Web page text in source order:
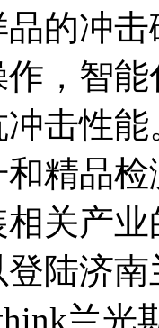
的冲
，智
击性
精品
关产
陆济
兰光